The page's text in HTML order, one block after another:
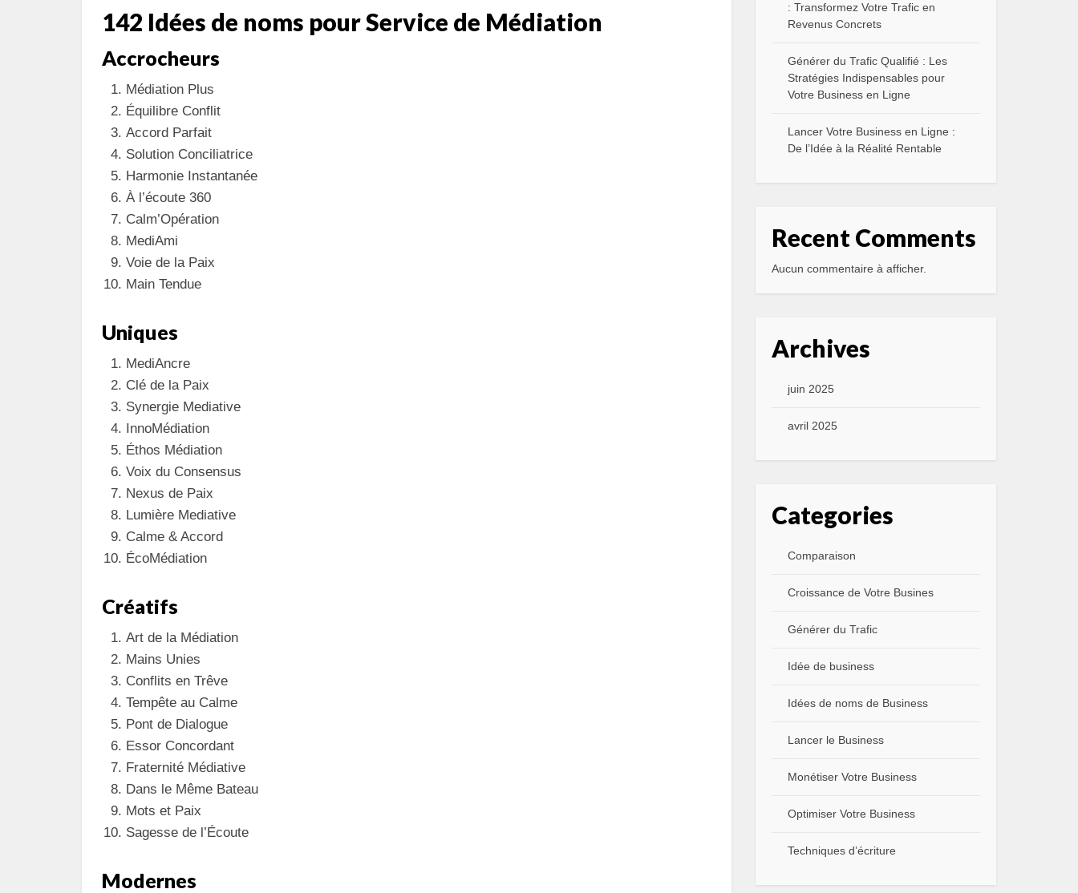
142 Idées de noms pour Service de Médiation
Accrocheurs
Médiation Plus
Équilibre Conflit
Accord Parfait
Solution Conciliatrice
Harmonie Instantanée
À l’écoute 360
Calm’Opération
MediAmi
Voie de la Paix
Main Tendue
Uniques
MediAncre
Clé de la Paix
Synergie Mediative
InnoMédiation
Éthos Médiation
Voix du Consensus
Nexus de Paix
Lumière Mediative
Calme & Accord
ÉcoMédiation
Créatifs
Art de la Médiation
Mains Unies
Conflits en Trêve
Tempête au Calme
Pont de Dialogue
Essor Concordant
Fraternité Médiative
Dans le Même Bateau
Mots et Paix
Sagesse de l’Écoute
Modernes
: Transformez Votre Trafic en
Revenus Concrets
Générer du Trafic Qualifié : Les
Stratégies Indispensables pour
Votre Business en Ligne
Lancer Votre Business en Ligne :
De l’Idée à la Réalité Rentable
Recent Comments
Aucun commentaire à afficher.
Archives
juin 2025
avril 2025
Categories
Comparaison
Croissance de Votre Busines
Générer du Trafic
Idée de business
Idées de noms de Business
Lancer le Business
Monétiser Votre Business
Optimiser Votre Business
Techniques d’écriture